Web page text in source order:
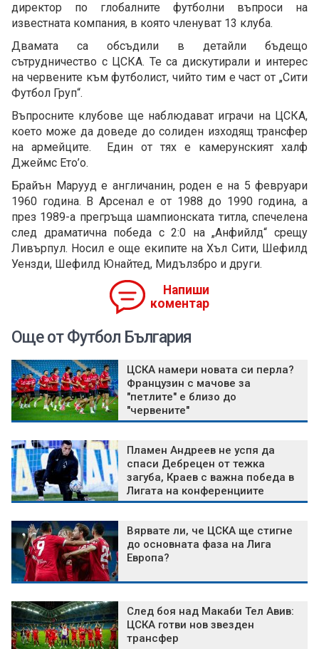
директор по глобалните футболни въпроси на
известната компания, в която членуват 13 клуба.
Двамата са обсъдили в детайли бъдещо
сътрудничество с ЦСКА. Те са дискутирали и интерес
на червените към футболист, чийто тим е част от „Сити
Футбол Груп“.
Въпросните клубове ще наблюдават играчи на ЦСКА,
което може да доведе до солиден изходящ трансфер
на армейците. Един от тях е камерунският халф
Джеймс Ето’o.
Брайън Марууд е англичанин, роден е на 5 февруари
1960 година. В Арсенал е от 1988 до 1990 година, а
през 1989-а прегръща шампионската титла, спечелена
след драматична победа с 2:0 на „Анфийлд“ срещу
Ливърпул. Носил е още екипите на Хъл Сити, Шефилд
Уензди, Шефилд Юнайтед, Мидълзбро и други.
Напиши
коментар
Още от Футбол България
ЦСКА намери новата си перла?
Французин с мачове за
"петлите" е близо до
"червените"
Пламен Андреев не успя да
спаси Дебрецен от тежка
загуба, Краев с важна победа в
Лигата на конференциите
Вярвате ли, че ЦСКА ще стигне
до основната фаза на Лига
Европа?
След боя над Макаби Тел Авив:
ЦСКА готви нов звезден
трансфер